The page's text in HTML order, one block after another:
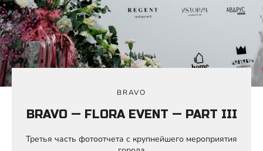
BRAVO
BRAVO — FLORA EVENT — PART III
Третья часть фотоотчета с крупнейшего мероприятия